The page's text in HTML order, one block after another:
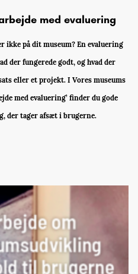
med evaluering
ikke på dit museum? En evaluering
der fungerede godt, og hvad der
eller et projekt. I Vores museums
med evaluering’ finder du gode
der tager afsæt i brugerne.